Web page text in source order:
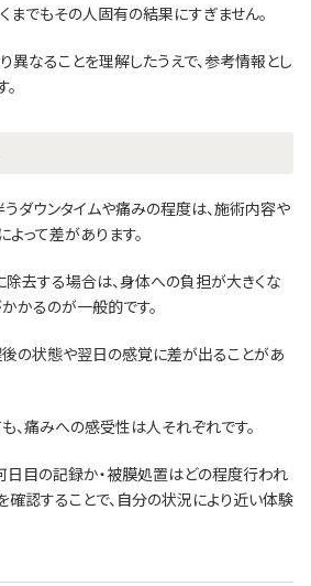
までもその人固有の結果にすぎません。
なることを理解したうえで、参考情報とし
ダウンタイムや痛みの程度は、施術内容や
って差があります。
除去する場合は、身体への負担が大きくな
かるのが一般的です。
後の状態や翌日の感覚に差が出ることがあ
、痛みへの感受性は人それぞれです。
日目の記録か・被膜処置はどの程度行われ
確認することで、自分の状況により近い体験